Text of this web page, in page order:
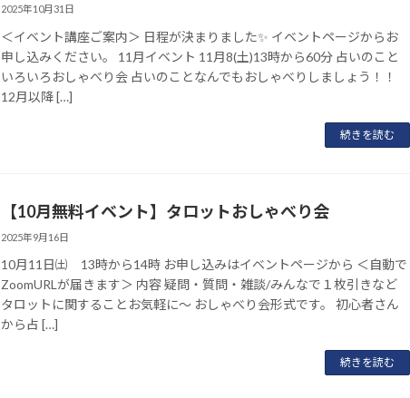
2025年10月31日
＜イベント講座ご案内＞ 日程が決まりました✨ イベントページからお
申し込みください。 11月イベント 11月8(土)13時から60分 占いのこと
いろいろおしゃべり会 占いのことなんでもおしゃべりしましょう！！
12月以降 […]
続きを読む
【10月無料イベント】タロットおしゃべり会
2025年9月16日
10月11日㈯ 13時から14時 お申し込みはイベントページから ＜自動で
ZoomURLが届きます＞ 内容 疑問・質問・雑談/みんなで１枚引きなど
タロットに関することお気軽に～ おしゃべり会形式です。 初心者さん
から占 […]
続きを読む